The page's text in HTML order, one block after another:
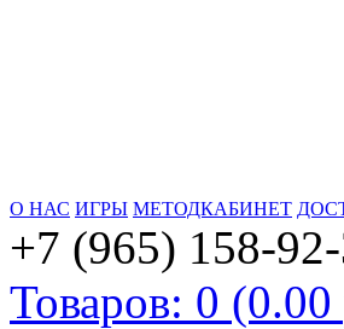
О НАС ИГРЫ МЕТОДКАБИНЕТ
+7 (965) 158-
Товаров: 0 (0.00